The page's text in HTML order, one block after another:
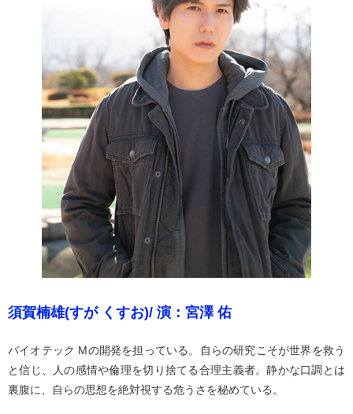
須賀楠雄(すが くすお)/ 演：宮澤 佑
バイオテック Mの開発を担っている。自らの研究こそが世界を救う
と信じ、人の感情や倫理を切り捨てる合理主義者。静かな口調とは
裏腹に、自らの思想を絶対視する危うさを秘めている。